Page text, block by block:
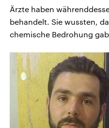
Ärzte haben
behandelt. Sie wussten,
chemische Bedrohung